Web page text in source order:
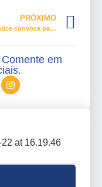
PRÓXIMO
Sintracondce convoca para prestação de contas
em